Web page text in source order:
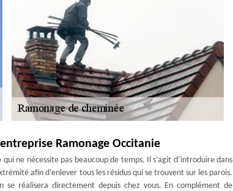
Ramonage Occitanie
ne nécessite pas beaucoup de temps. Il s’agit d’introduire dans
afin d’enlever tous les résidus qui se trouvent sur les parois.
réalisera directement depuis chez vous. En complément de